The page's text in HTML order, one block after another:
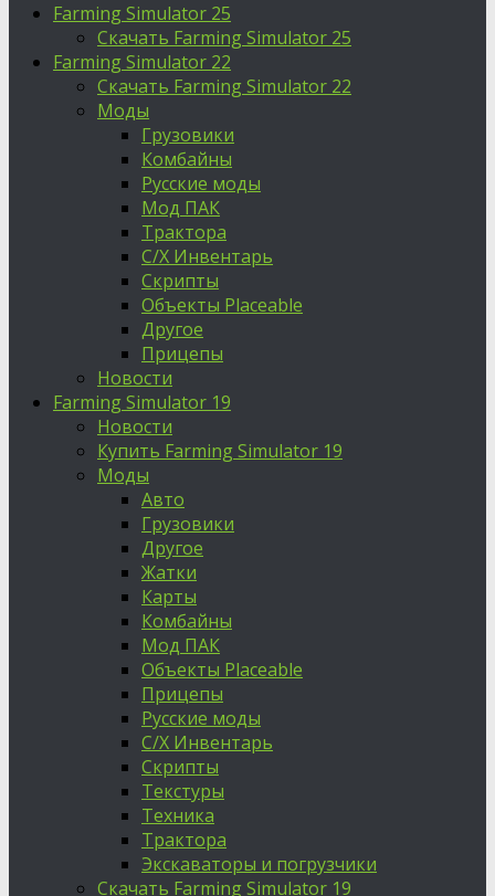
Farming Simulator 25
Скачать Farming Simulator 25
Farming Simulator 22
Скачать Farming Simulator 22
Моды
Грузовики
Комбайны
Русские моды
Мод ПАК
Трактора
С/Х Инвентарь
Скрипты
Объекты Placeable
Другое
Прицепы
Новости
Farming Simulator 19
Новости
Купить Farming Simulator 19
Моды
Авто
Грузовики
Другое
Жатки
Карты
Комбайны
Мод ПАК
Объекты Placeable
Прицепы
Русские моды
С/Х Инвентарь
Скрипты
Текстуры
Техника
Трактора
Экскаваторы и погрузчики
Скачать Farming Simulator 19